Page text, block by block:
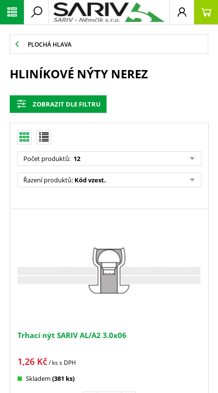
PLOCHÁ HLAVA
HLINÍKOVÉ NÝTY NEREZ
ZOBRAZIT DLE FILTRU
Počet produktů: 12
Řazení produktů: Kód vzest.
Trhací nýt SARIV AL/A2 3.0x06
1,26 Kč/ kss DPH
Skladem (381 ks)